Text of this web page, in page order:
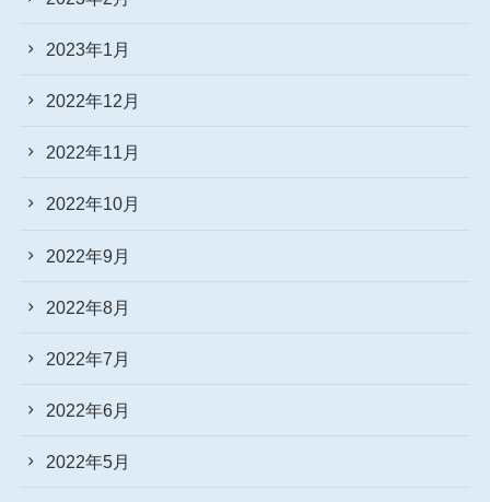
2023年1月
2022年12月
2022年11月
2022年10月
2022年9月
2022年8月
2022年7月
2022年6月
2022年5月